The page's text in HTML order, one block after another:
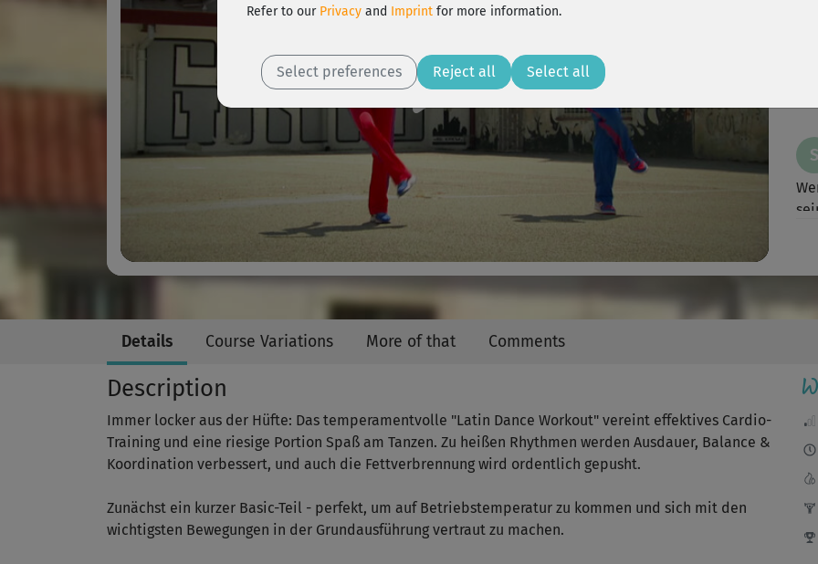
Play
Video
S
B
Lust
K
Details Course Variations More of that Comments
Description
Immer locker aus der Hüfte: Das temperamentvolle "Latin Dance Workout" vereint effektives Cardio-
Training und eine riesige Portion Spaß am Tanzen. Zu heißen Rhythmen werden Ausdauer, Balance &
Koordination verbessert, und auch die Fettverbrennung wird ordentlich gepusht.
Zunächst ein kurzer Basic-Teil - perfekt, um auf Betriebstemperatur zu kommen und sich mit den
wichtigsten Bewegungen in der Grundausführung vertraut zu machen.
Refer to our Privacy and Imprint for more information.
Select preferences Reject all Select all